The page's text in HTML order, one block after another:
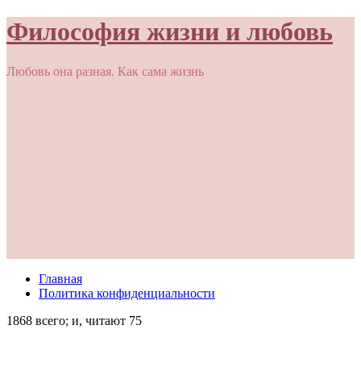
Философия жизни и любовь
Любовь она разная. Как сама жизнь
Главная
Политика конфиденциальности
1868 всего; и, читают 75